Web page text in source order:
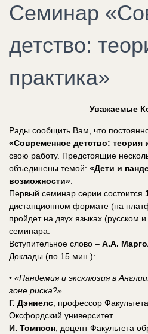
Семинар
детство:
практика»
Уважаемые
Рады сообщить Вам, что
«Современное детство: теория
свою работу. Предстоящие
объединены темой: «Дети и
возможности».
Первый семинар серии состоится
дистанционном формате (на
пройдет на двух языках (русском
семинара:
Вступительное слово – А.А.
Доклады (по 15 мин.):
• «Пандемия и эксклюзия в
зоне риска?»
Г. Дэниелс, профессор
Оксфордский университет.
И. Томпсон, доцент Факультета